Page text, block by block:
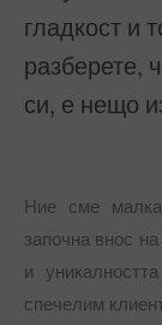
гладкост и
разберете,
си, е нещо
Ние сме малка
започна внос
и
спечелим